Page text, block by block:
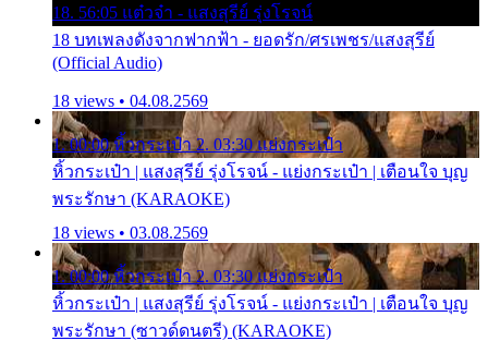
18. 56:05 แต๋วจ๋า - แสงสุรีย์ รุ่งโรจน์
18 บทเพลงดังจากฟากฟ้า - ยอดรัก/ศรเพชร/แสงสุรีย์
(Official Audio)
18 views • 04.08.2569
1. 00:00 หิ้วกระเป๋า 2. 03:30 แย่งกระเป๋า
หิ้วกระเป๋า | แสงสุรีย์ รุ่งโรจน์ - แย่งกระเป๋า | เตือนใจ บุญ
พระรักษา (KARAOKE)
18 views • 03.08.2569
1. 00:00 หิ้วกระเป๋า 2. 03:30 แย่งกระเป๋า
หิ้วกระเป๋า | แสงสุรีย์ รุ่งโรจน์ - แย่งกระเป๋า | เตือนใจ บุญ
พระรักษา (ซาวด์ดนตรี) (KARAOKE)